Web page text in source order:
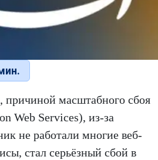
масштабного сбоя
Web Services), из-за
не работали многие веб-
стал серьёзный сбой в